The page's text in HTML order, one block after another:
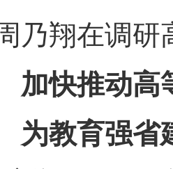
乃翔在调研
加快推动高
为教育强省